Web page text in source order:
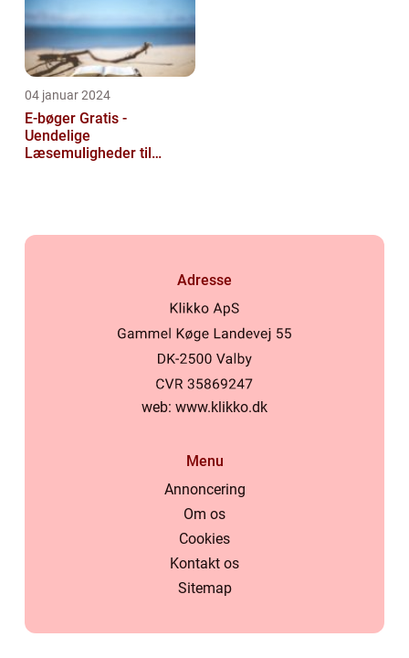
04 januar 2024
E-bøger Gratis -
Uendelige
Læsemuligheder til
Adresse
web: www.klikko.dk
Menu
Annoncering
Om os
Cookies
Kontakt os
Sitemap